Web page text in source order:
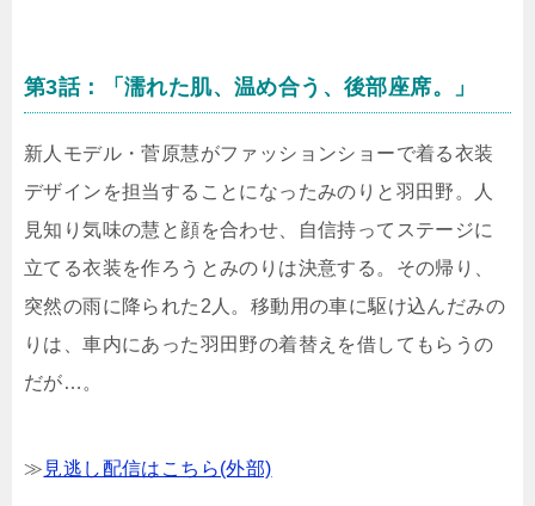
第3話：「濡れた肌、温め合う、後部座席。」
新人モデル・菅原慧がファッションショーで着る衣装
デザインを担当することになったみのりと羽田野。人
見知り気味の慧と顔を合わせ、自信持ってステージに
立てる衣装を作ろうとみのりは決意する。その帰り、
突然の雨に降られた2人。移動用の車に駆け込んだみの
りは、車内にあった羽田野の着替えを借してもらうの
だが…。
≫ 見逃し配信はこちら(外部)